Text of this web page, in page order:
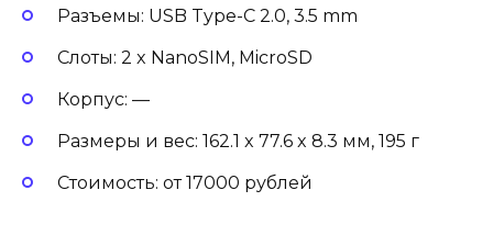
Разъемы: USB Type-C 2.0, 3.5 mm
Слоты: 2 x NanoSIM, MicroSD
Корпус: —
Размеры и вес: 162.1 x 77.6 x 8.3 мм, 195 г
Стоимость: от 17000 рублей